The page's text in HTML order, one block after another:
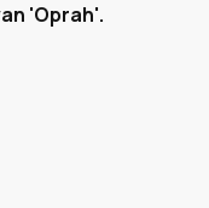
'Oprah'.